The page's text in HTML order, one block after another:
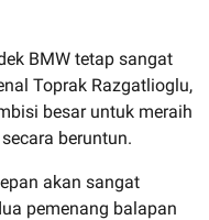
BMW tetap sangat
Toprak Razgatlioglu,
besar untuk meraih
beruntun.
akan sangat
pemenang balapan